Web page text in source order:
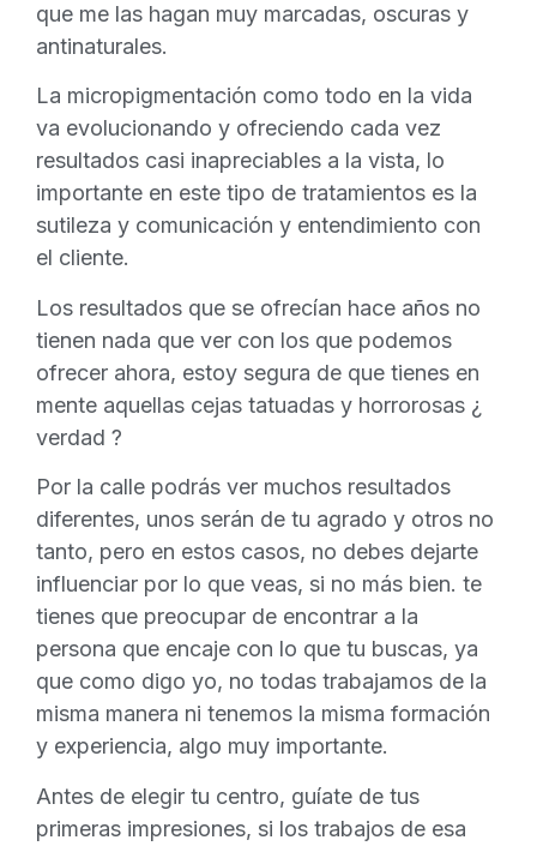
que me las hagan muy marcadas, oscuras y
antinaturales.
La micropigmentación como todo en la vida
va evolucionando y ofreciendo cada vez
resultados casi inapreciables a la vista, lo
importante en este tipo de tratamientos es la
sutileza y comunicación y entendimiento con
el cliente.
Los resultados que se ofrecían hace años no
tienen nada que ver con los que podemos
ofrecer ahora, estoy segura de que tienes en
mente aquellas cejas tatuadas y horrorosas ¿
verdad ?
Por la calle podrás ver muchos resultados
diferentes, unos serán de tu agrado y otros no
tanto, pero en estos casos, no debes dejarte
influenciar por lo que veas, si no más bien. te
tienes que preocupar de encontrar a la
persona que encaje con lo que tu buscas, ya
que como digo yo, no todas trabajamos de la
misma manera ni tenemos la misma formación
y experiencia, algo muy importante.
Antes de elegir tu centro, guíate de tus
primeras impresiones, si los trabajos de esa